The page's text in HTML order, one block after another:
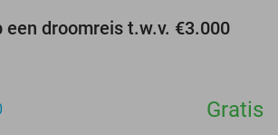
een droomreis t.w.v. €3.000
Gratis